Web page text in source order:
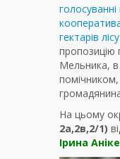
гектарів лісу.
пропозицію
Мельника,
На цьому
2а,2в,2/1)
Ірина